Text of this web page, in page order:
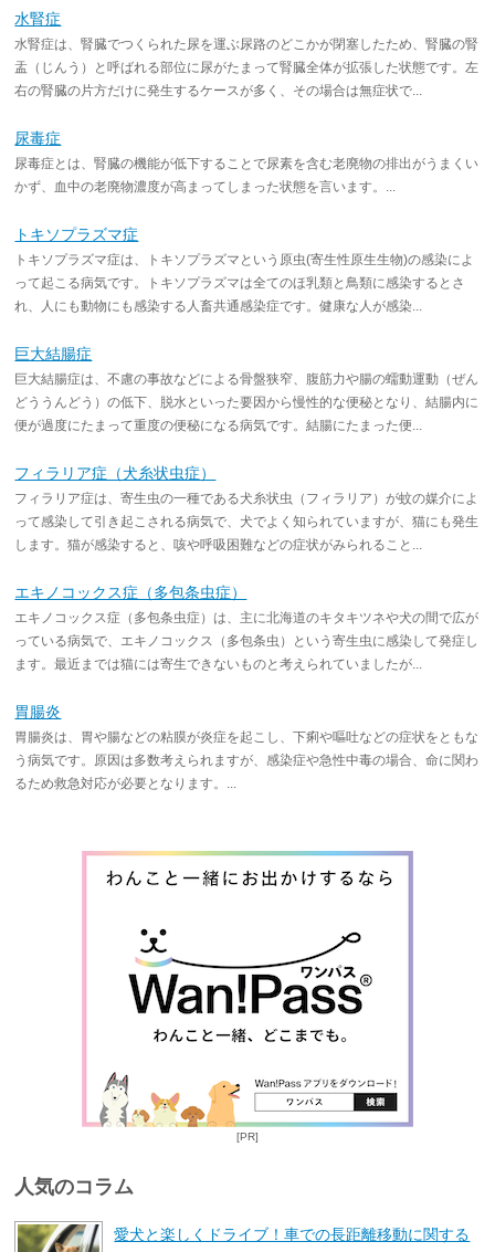
水腎症
水腎症は、腎臓でつくられた尿を運ぶ尿路のどこかが閉塞したため、腎臓の腎
盂（じんう）と呼ばれる部位に尿がたまって腎臓全体が拡張した状態です。左
右の腎臓の片方だけに発生するケースが多く、その場合は無症状で...
尿毒症
尿毒症とは、腎臓の機能が低下することで尿素を含む老廃物の排出がうまくい
かず、血中の老廃物濃度が高まってしまった状態を言います。...
トキソプラズマ症
トキソプラズマ症は、トキソプラズマという原虫(寄生性原生生物)の感染によ
って起こる病気です。トキソプラズマは全てのほ乳類と鳥類に感染するとさ
れ、人にも動物にも感染する人畜共通感染症です。健康な人が感染...
巨大結腸症
巨大結腸症は、不慮の事故などによる骨盤狭窄、腹筋力や腸の蠕動運動（ぜん
どううんどう）の低下、脱水といった要因から慢性的な便秘となり、結腸内に
便が過度にたまって重度の便秘になる病気です。結腸にたまった便...
フィラリア症（犬糸状虫症）
フィラリア症は、寄生虫の一種である犬糸状虫（フィラリア）が蚊の媒介によ
って感染して引き起こされる病気で、犬でよく知られていますが、猫にも発生
します。猫が感染すると、咳や呼吸困難などの症状がみられること...
エキノコックス症（多包条虫症）
エキノコックス症（多包条虫症）は、主に北海道のキタキツネや犬の間で広が
っている病気で、エキノコックス（多包条虫）という寄生虫に感染して発症し
ます。最近までは猫には寄生できないものと考えられていましたが...
胃腸炎
胃腸炎は、胃や腸などの粘膜が炎症を起こし、下痢や嘔吐などの症状をともな
う病気です。原因は多数考えられますが、感染症や急性中毒の場合、命に関わ
るため救急対応が必要となります。...
[PR]
人気のコラム
愛犬と楽しくドライブ！車での長距離移動に関する